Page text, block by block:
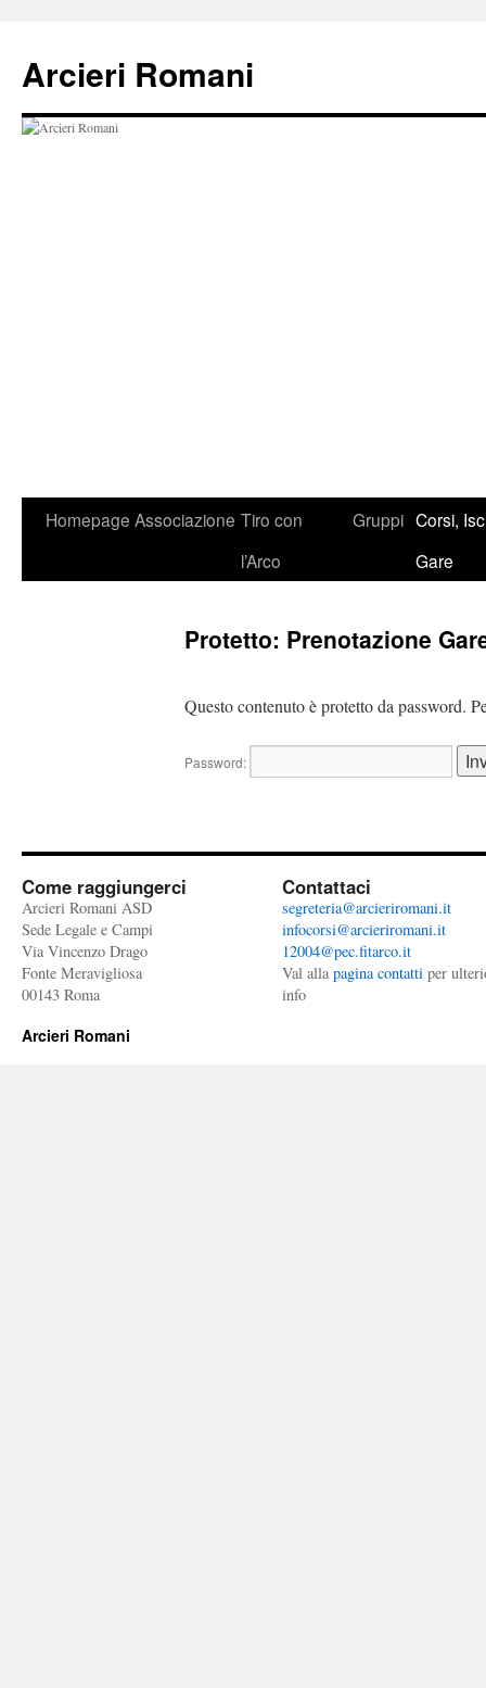
contenuto
Arcieri Romani
Homepage Associazione Tiro con
l’Arco
Gruppi Corsi,
Gare
Protetto: Prenotazione
Questo contenuto è protetto da password.
Password:
Come raggiungerci
Arcieri Romani ASD
Sede Legale e Campi
Via Vincenzo Drago
Fonte Meravigliosa
00143 Roma
Contattaci
segreteria@arcieriromani.it
infocorsi@arcieriromani.it
12004@pec.fitarco.it
Val alla pagina contatti per
info
Arcieri Romani